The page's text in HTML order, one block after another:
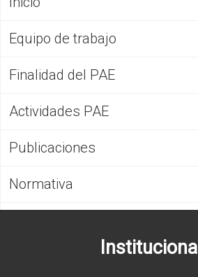
Programas
ATD
Documentos
CFP
Equipo de trabajo
Finalidad del PAE
Actividades PAE
Publicaciones
Normativa
Institucional